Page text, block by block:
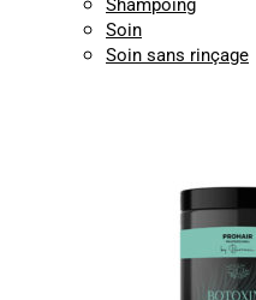
Shampoing
Soin
Soin sans rinçage